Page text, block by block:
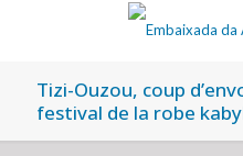
Tizi-Ouzou, coup
festival de la robe